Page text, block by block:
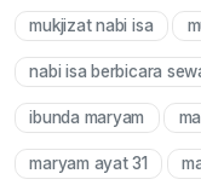
mukjizat nabi isa
nabi isa berbicara
ibunda maryam
maryam ayat 31